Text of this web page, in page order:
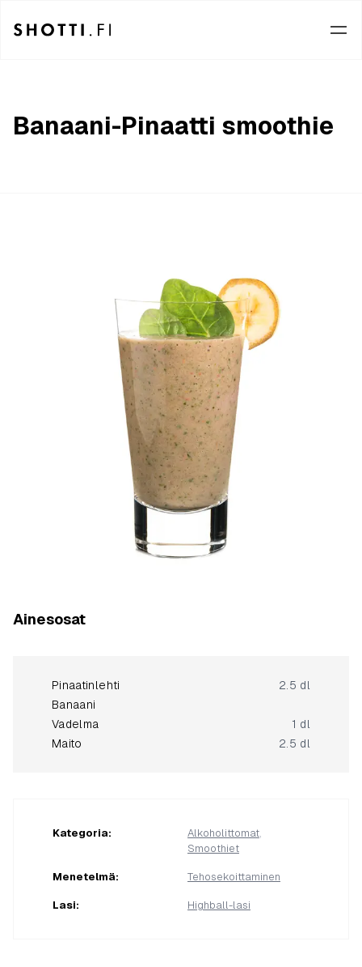
Banaani-Pinaatti smoothie
Ainesosat
Pinaatinlehti
2.5 dl
Banaani
Vadelma
1 dl
Maito
2.5 dl
Kategoria: Alkoholittomat,
Smoothiet
Menetelmä: Tehosekoittaminen
Lasi: Highball-lasi